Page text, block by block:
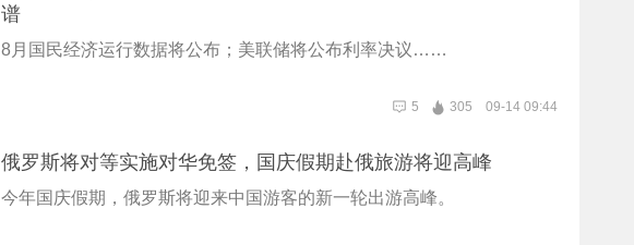
谱
8月国民经济运行数据将公布；美联储将公布利率决议……
5 305 09-14 09:44
俄罗斯将对等实施对华免签，国庆假期赴俄旅游将迎高峰
今年国庆假期，俄罗斯将迎来中国游客的新一轮出游高峰。